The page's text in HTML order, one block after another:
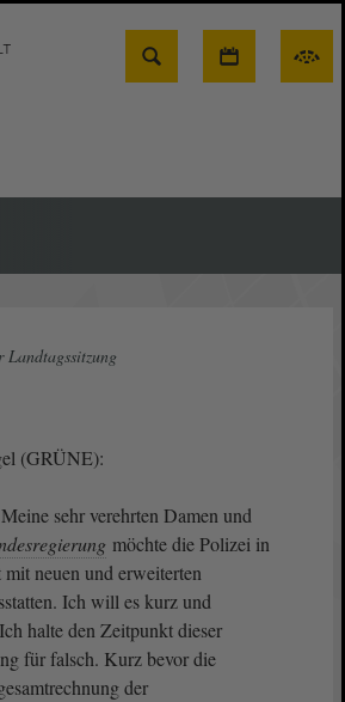
Suche
Landtagssitzung
(GRÜNE):
sehr verehrten Damen und
möchte die Polizei in
neuen und erweiterten
Ich will es kurz und
halte den Zeitpunkt dieser
für falsch. Kurz bevor die
der